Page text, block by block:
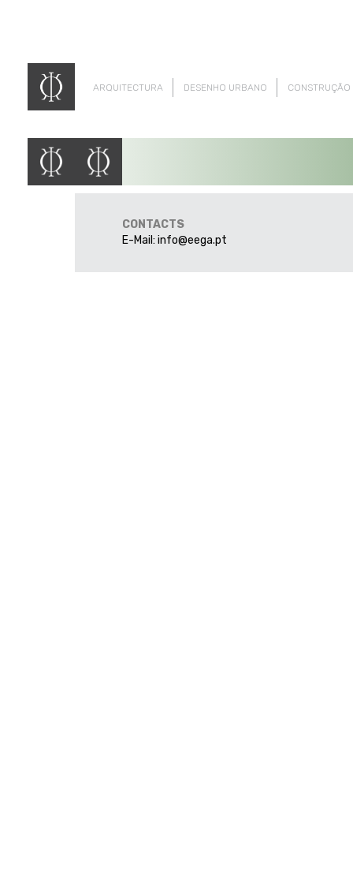
ARQUITECTURA DESENHO URBANO CONSTRUÇÃO
CONTACTS
E-Mail: info@eega.pt